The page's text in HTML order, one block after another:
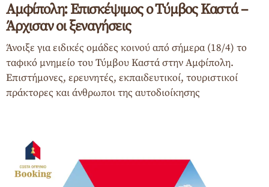
Αμφίπολη: Επισκέψιμος ο Τύμβος Καστά –
Άρχισαν οι ξεναγήσεις
Άνοιξε για ειδικές ομάδες κοινού από σήμερα (18/4) το
ταφικό μνημείο του Τύμβου Καστά στην Αμφίπολη.
Επιστήμονες, ερευνητές, εκπαιδευτικοί, τουριστικοί
πράκτορες και άνθρωποι της αυτοδιοίκησης